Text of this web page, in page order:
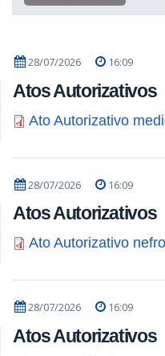
28/07/2026 16:09
Atos Autorizativos
Ato Autorizativo
28/07/2026 16:09
Atos Autorizativos
Ato Autorizativo
28/07/2026 16:09
Atos Autorizativos